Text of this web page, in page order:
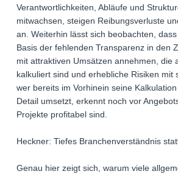
Verantwortlichkeiten, Abläufe und
mitwachsen, steigen Reibungsverluste
an. Weiterhin lässt sich beobachten,
Basis der fehlenden Transparenz in den
mit attraktiven Umsätzen annehmen, die
kalkuliert sind und erhebliche Risiken mit
wer bereits im Vorhinein seine
Detail umsetzt, erkennt noch vor
Projekte profitabel sind.
Heckner: Tiefes Branchenverständnis
Genau hier zeigt sich, warum viele